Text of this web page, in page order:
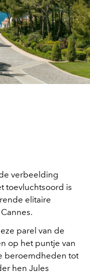
verbeelding
toevluchtsoord is
elitaire
parel van de
op het puntje van
beroemdheden tot
hen Jules